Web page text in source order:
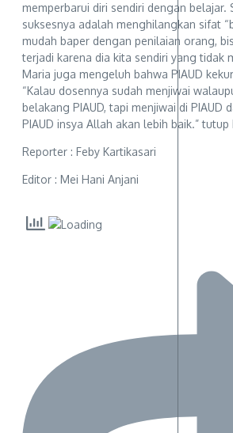
memperbarui diri sendiri dengan belajar.
suksesnya adalah menghilangkan sifat
mudah baper dengan penilaian orang,
terjadi karena dia kita sendiri yang tidak
Maria juga mengeluh bahwa PIAUD
“Kalau dosennya sudah menjiwai
belakang PIAUD, tapi menjiwai di PIAUD
PIAUD insya Allah akan lebih baik.” tutup
Reporter : Feby Kartikasari
Editor : Mei Hani Anjani